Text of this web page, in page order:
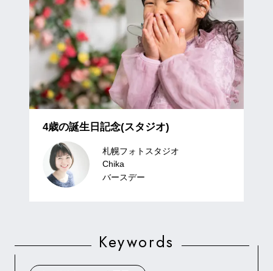
4歳の誕生日記念(スタジオ)
札幌フォトスタジオ
Chika
バースデー
Keywords